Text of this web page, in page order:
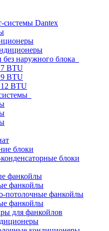
системы Dantex
наружного блока
BTU
BTU
BTU
блоки
блоки
фанкойлы
фанкойлы
потолочные фанкойлы
фанкойлы
для фанкойлов